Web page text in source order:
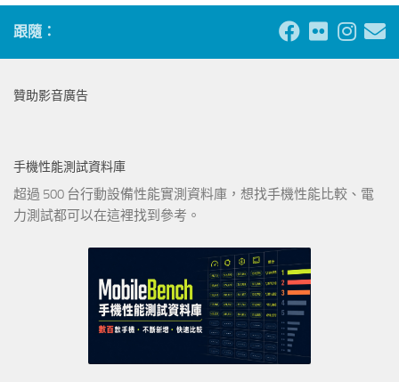
跟隨：
贊助影音廣告
手機性能測試資料庫
超過 500 台行動設備性能實測資料庫，想找手機性能比較、電
力測試都可以在這裡找到參考。